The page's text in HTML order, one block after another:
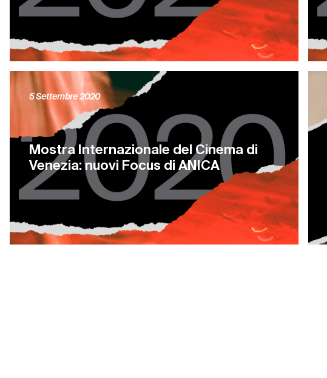
Mostra Internazionale del Cinema di
Venezia: nuovi Focus di ANICA
5 Settembre 2020